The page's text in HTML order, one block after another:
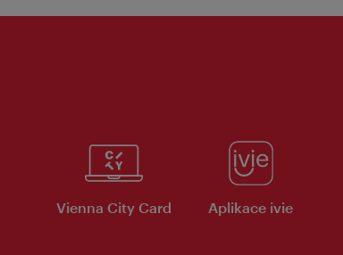
Vienna City Card Aplikace ivie